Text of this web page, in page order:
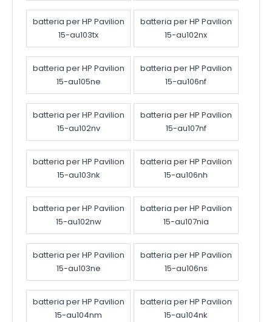
batteria per HP Pavilion
15-au103tx
batteria per HP Pavilion
15-au102nx
batteria per HP Pavilion
15-au105ne
batteria per HP Pavilion
15-au106nf
batteria per HP Pavilion
15-au102nv
batteria per HP Pavilion
15-au107nf
batteria per HP Pavilion
15-au103nk
batteria per HP Pavilion
15-au106nh
batteria per HP Pavilion
15-au102nw
batteria per HP Pavilion
15-au107nia
batteria per HP Pavilion
15-au103ne
batteria per HP Pavilion
15-au106ns
batteria per HP Pavilion
15-au104nm
batteria per HP Pavilion
15-au104nk